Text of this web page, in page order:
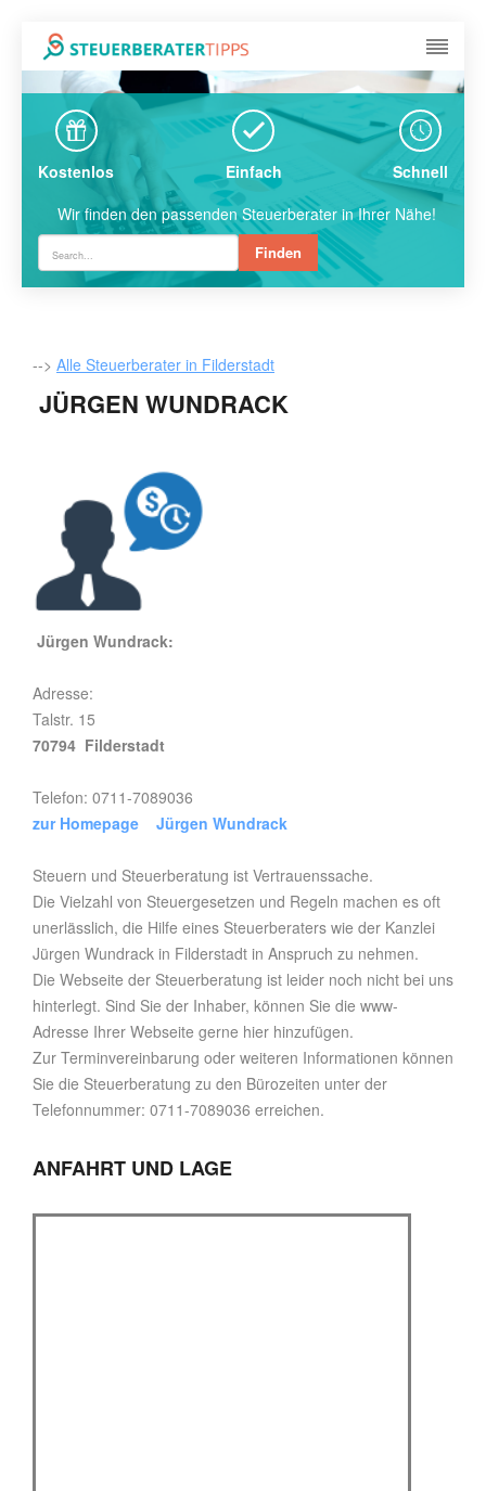
Kostenlos Einfach
Schnell
Wir finden den passenden Steuerberater in Ihrer Nähe!
Finden
--> Alle Steuerberater in Filderstadt
JÜRGEN WUNDRACK
Jürgen Wundrack:
Adresse:
Talstr. 15
70794 Filderstadt
Telefon: 0711-7089036
zur Homepage Jürgen Wundrack
Steuern und Steuerberatung ist Vertrauenssache.
Die Vielzahl von Steuergesetzen und Regeln machen es oft
unerlässlich, die Hilfe eines Steuerberaters wie der Kanzlei
Jürgen Wundrack in Filderstadt in Anspruch zu nehmen.
Die Webseite der Steuerberatung ist leider noch nicht bei uns
hinterlegt. Sind Sie der Inhaber, können Sie die www-
Adresse Ihrer Webseite gerne hier hinzufügen.
Zur Terminvereinbarung oder weiteren Informationen können
Sie die Steuerberatung zu den Bürozeiten unter der
Telefonnummer: 0711-7089036 erreichen.
ANFAHRT UND LAGE